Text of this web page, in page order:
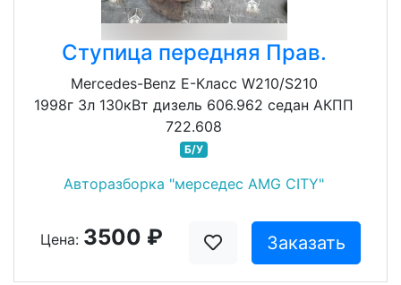
Ступица передняя Прав.
Mercedes-Benz E-Класс W210/S210
1998г 3л 130кВт дизель 606.962 седан АКПП
722.608
Б/У
Авторазборка "мерседес AMG CITY"
Цена: 3500 ₽ Заказать